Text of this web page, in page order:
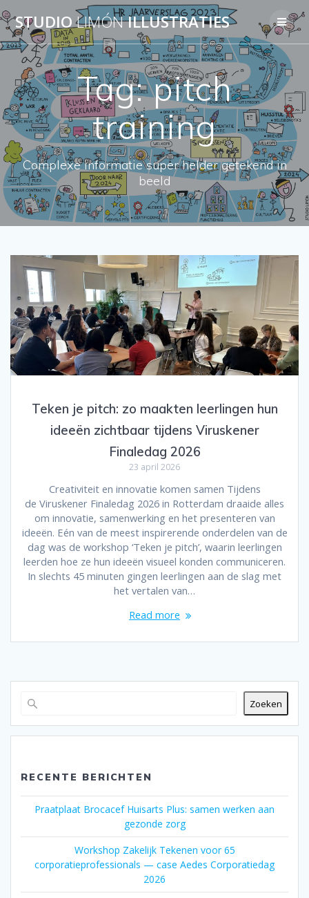
Skip
to
content
STUDIOLIMÓNILLUSTRATIES
Tag:pitch
training
Complexe informatie super helder getekend in
beeld
Teken je pitch: zo maakten leerlingen hun
ideeën zichtbaar tijdens Viruskener
Finaledag 2026
23 april 2026
Creativiteit en innovatie komen samen Tijdens
de Viruskener Finaledag 2026 in Rotterdam draaide alles
om innovatie, samenwerking en het presenteren van
ideeën. Eén van de meest inspirerende onderdelen van de
dag was de workshop ‘Teken je pitch’, waarin leerlingen
leerden hoe ze hun ideeën visueel konden communiceren.
In slechts 45 minuten gingen leerlingen aan de slag met
het vertalen van…
Read more
Zoeken
RECENTE BERICHTEN
Praatplaat Brocacef Huisarts Plus: samen werken aan
gezonde zorg
Workshop Zakelijk Tekenen voor 65
corporatieprofessionals — case Aedes Corporatiedag
2026